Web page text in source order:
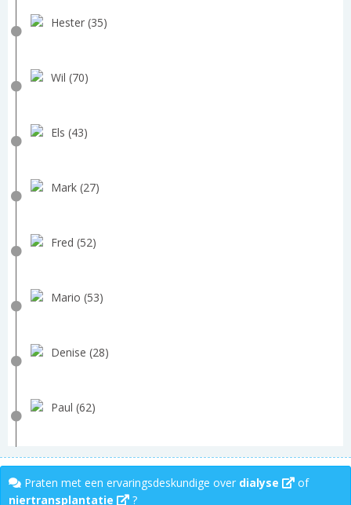
Hester (35)
Wil (70)
Els (43)
Mark (27)
Fred (52)
Mario (53)
Denise (28)
Paul (62)
Praten met een ervaringsdeskundige over dialyse
of
niertransplantatie
?